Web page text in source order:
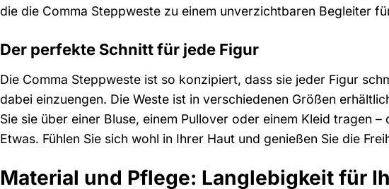
die die Comma Steppweste zu einem unverzichtbaren Begleiter
Der perfekte Schnitt für jede Figur
Die Comma Steppweste ist so konzipiert, dass sie jeder Figur
dabei einzuengen. Die Weste ist in verschiedenen Größen
Sie sie über einer Bluse, einem Pullover oder einem Kleid tragen
Etwas. Fühlen Sie sich wohl in Ihrer Haut und genießen Sie die
Material und Pflege: Langlebigkeit für